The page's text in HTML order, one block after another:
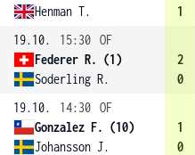
Henman T.
1
19.10.
15:30 OF
Federer R. (1)
Soderling R.
2
0
19.10.
14:30 OF
Gonzalez F. (10)
Johansson J.
1
0